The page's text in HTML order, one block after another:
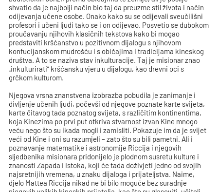
shvatio da je najbolji način bio taj da preuzme stil života i način
odijevanja učene osobe. Onako kako su se odijevali sveučilišni
profesori i učeni ljudi tako se i on odijevao. Posvetio se dubokom
proučavanju njihovih klasičnih tekstova kako bi mogao
predstaviti kršćanstvo u pozitivnom dijalogu s njihovom
konfucijanskom mudrošću i s običajima i tradicijama kineskog
društva. A to se naziva stav inkulturacije. Taj je misionar znao
„inkulturirati“ kršćansku vjeru u dijalogu, kao drevni oci s
grčkom kulturom.
Njegova vrsna znanstvena izobrazba pobudila je zanimanje i
divljenje učenih ljudi, počevši od njegove poznate karte svijeta,
karte čitavog tada poznatog svijeta, s različitim kontinentima,
koja Kinezima po prvi put otkriva stvarnost izvan Kine mnogo
veću nego što su ikada mogli i zamisliti. Pokazuje im da je svijet
veći od Kine i oni su razumjeli – zato što su bili pametni. Ali i
poznavanje matematike i astronomije Riccija i njegovih
sljedbenika misionara pridonijelo je plodnom susretu kulture i
znanosti Zapada i Istoka, koji će tada doživjeti jedno od svojih
najsretnijih vremena, u znaku dijaloga i prijateljstva. Naime,
djelo Mattea Riccija nikad ne bi bilo moguće bez suradnje